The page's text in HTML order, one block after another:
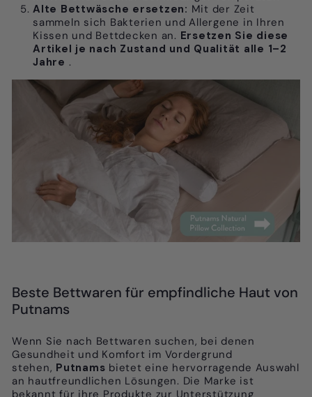
Alte Bettwäsche ersetzen: Mit der Zeit
sammeln sich Bakterien und Allergene in Ihren
Kissen und Bettdecken an. Ersetzen Sie diese
Artikel je nach Zustand und Qualität alle 1–2
Jahre .
Beste Bettwaren für empfindliche Haut von
Putnams
Wenn Sie nach Bettwaren suchen, bei denen
Gesundheit und Komfort im Vordergrund
stehen, Putnams bietet eine hervorragende Auswahl
an hautfreundlichen Lösungen. Die Marke ist
bekannt für ihre Produkte zur Unterstützung